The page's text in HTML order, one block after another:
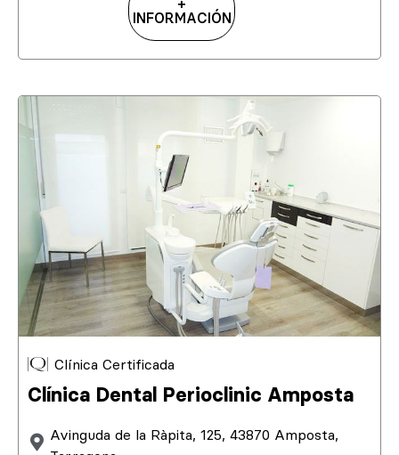
+
INFORMACIÓN
Clínica Certificada
Clínica Dental Perioclinic Amposta
Avinguda de la Ràpita, 125, 43870 Amposta,